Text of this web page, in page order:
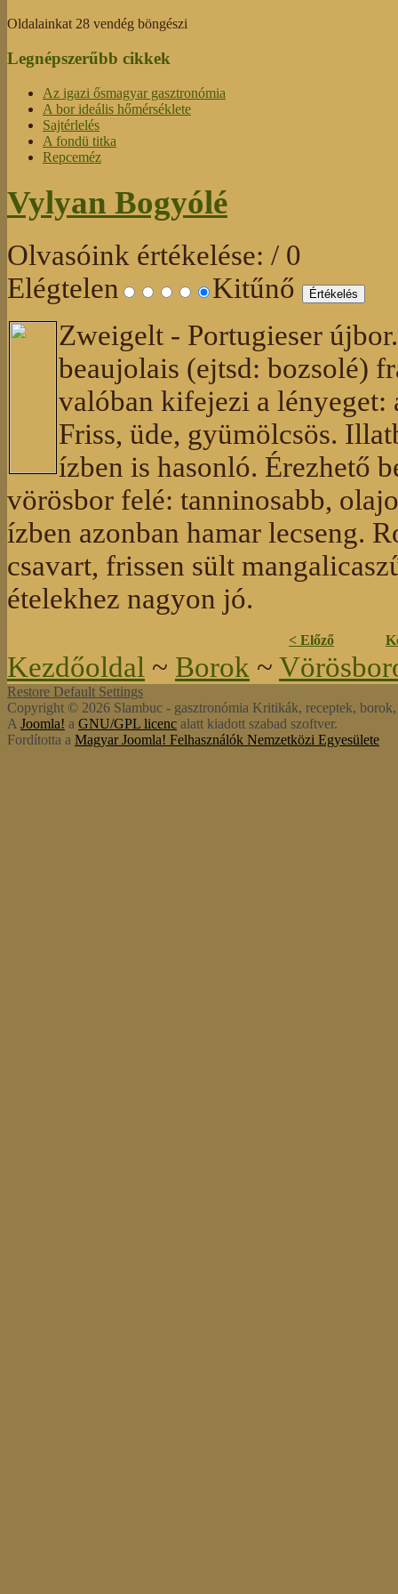
Oldalainkat 28 vendég böngészi
Legnépszerűbb cikkek
Az igazi ősmagyar gasztronómia
A bor ideális hőmérséklete
Sajtérlelés
A fondü titka
Repceméz
Vylyan Bogyólé
Olvasóink értékelése: / 0
Elégtelen
Kitűnő
Zweigelt - Portugieser
beaujolais (ejtsd: bozsolé)
valóban kifejezi a
Friss, üde, gyümölcsös.
ízben is hasonló. Érezhető
vörösbor felé: tanninosabb,
ízben azonban hamar lecseng.
csavart, frissen sült
ételekhez nagyon jó.
< Előző
Kezdőoldal ~ Borok ~
Restore Default Settings
Copyright © 2026 Slambuc - gasztronómia Kritikák, receptek,
A Joomla! a GNU/GPL licenc alatt kiadott szabad szoftver.
Fordította a Magyar Joomla! Felhasználók Nemzetközi Egyesülete